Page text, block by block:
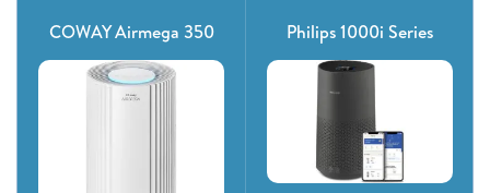
COWAY Airmega 350 Philips 1000i Series